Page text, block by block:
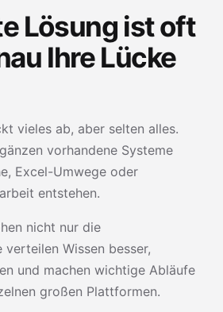
Lösung ist oft
Ihre Lücke
vieles ab, aber selten alles.
vorhandene Systeme
Excel-Umwege oder
entstehen.
nicht nur die
Wissen besser,
und machen wichtige Abläufe
großen Plattformen.